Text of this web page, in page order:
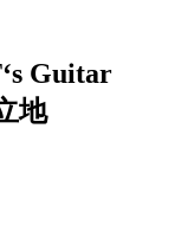
Guitar
地